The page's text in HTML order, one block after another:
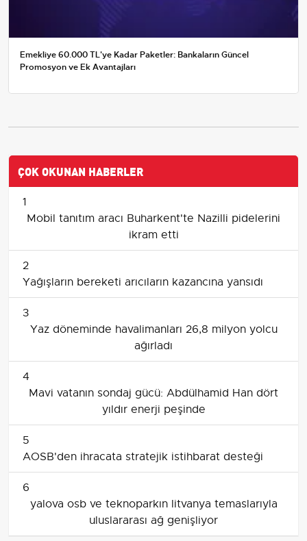
Emekliye 60.000 TL'ye Kadar Paketler: Bankaların Güncel
Promosyon ve Ek Avantajları
ÇOK OKUNAN HABERLER
1
Mobil tanıtım aracı Buharkent'te Nazilli pidelerini
ikram etti
2
Yağışların bereketi arıcıların kazancına yansıdı
3
Yaz döneminde havalimanları 26,8 milyon yolcu
ağırladı
4
Mavi vatanın sondaj gücü: Abdülhamid Han dört
yıldır enerji peşinde
5
AOSB'den ihracata stratejik istihbarat desteği
6
yalova osb ve teknoparkın litvanya temaslarıyla
uluslararası ağ genişliyor